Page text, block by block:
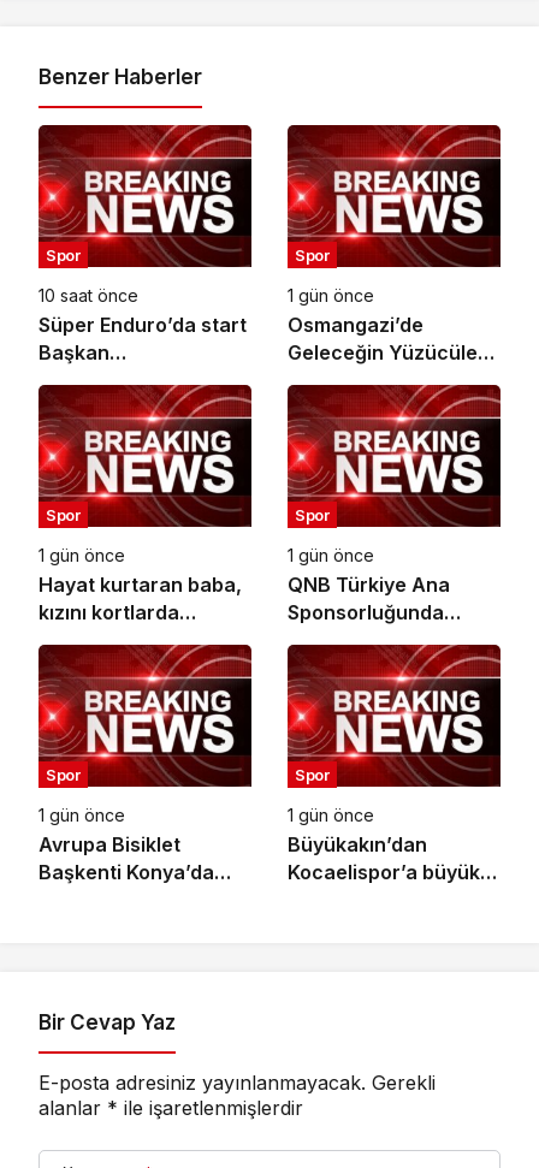
Benzer Haberler
Spor
10 saat önce
Süper Enduro’da start
Başkan
Büyükakın’dan
Spor
1 gün önce
Osmangazi’de
Geleceğin Yüzücüleri
Sertifikalarını Aldı
Spor
1 gün önce
Hayat kurtaran baba,
kızını kortlarda
şampiyonluğa
hazırlıyor
Spor
1 gün önce
QNB Türkiye Ana
Sponsorluğunda
Türkiye’nin İlk Padel
Türkiye Şampiyonası
Başlıyor
Spor
1 gün önce
Avrupa Bisiklet
Başkenti Konya’da
Spor
1 gün önce
Büyükakın’dan
Kocaelispor’a büyük
Bir Cevap Yaz
E-posta adresiniz yayınlanmayacak. Gerekli
alanlar * ile işaretlenmişlerdir